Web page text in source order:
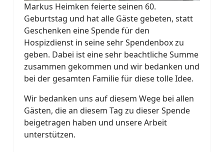
Markus Heimken feierte seinen 60.
Geburtstag und hat alle Gäste gebeten, statt
Geschenken eine Spende für den
Hospizdienst in seine sehr Spendenbox zu
geben. Dabei ist eine sehr beachtliche Summe
zusammen gekommen und wir bedanken und
bei der gesamten Familie für diese tolle Idee.
Wir bedanken uns auf diesem Wege bei allen
Gästen, die an diesem Tag zu dieser Spende
beigetragen haben und unsere Arbeit
unterstützen.